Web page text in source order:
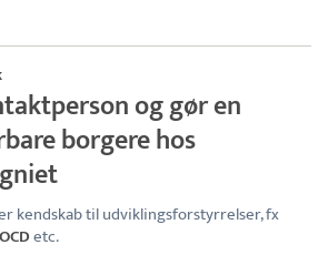
og gør en
borgere hos
kendskab til udviklingsforstyrrelser, fx
OCDetc.